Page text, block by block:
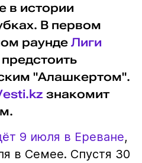
в истории
В первом
раунде Лиги
"Алашкертом".
знакомит
9 июля в Ереване,
в Семее. Спустя 30